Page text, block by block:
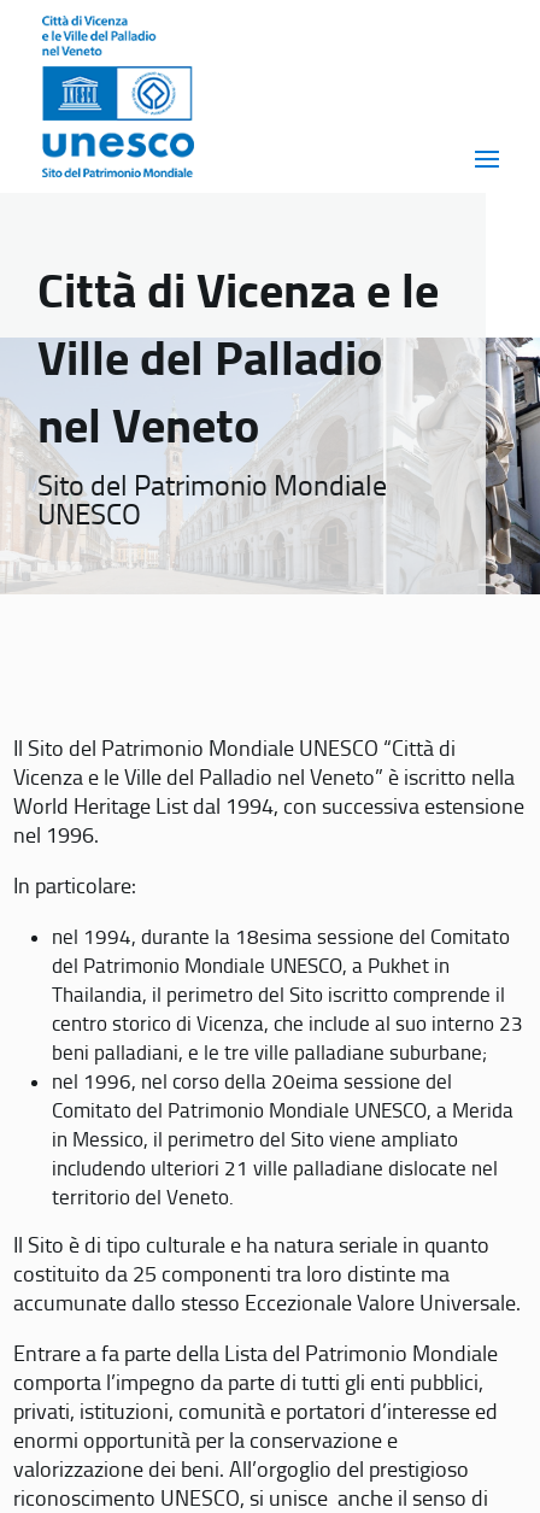
Città di Vicenza e le
Ville del Palladio
nel Veneto
Sito del Patrimonio Mondiale
UNESCO
Il Sito del Patrimonio Mondiale UNESCO “Città di
Vicenza e le Ville del Palladio nel Veneto” è iscritto nella
World Heritage List dal 1994, con successiva estensione
nel 1996.
In particolare:
nel 1994, durante la 18esima sessione del Comitato
del Patrimonio Mondiale UNESCO, a Pukhet in
Thailandia, il perimetro del Sito iscritto comprende il
centro storico di Vicenza, che include al suo interno 23
beni palladiani, e le tre ville palladiane suburbane;
nel 1996, nel corso della 20eima sessione del
Comitato del Patrimonio Mondiale UNESCO, a Merida
in Messico, il perimetro del Sito viene ampliato
includendo ulteriori 21 ville palladiane dislocate nel
territorio del Veneto.
Il Sito è di tipo culturale e ha natura seriale in quanto
costituito da 25 componenti tra loro distinte ma
accumunate dallo stesso Eccezionale Valore Universale.
Entrare a fa parte della Lista del Patrimonio Mondiale
comporta l’impegno da parte di tutti gli enti pubblici,
privati, istituzioni, comunità e portatori d’interesse ed
enormi opportunità per la conservazione e
valorizzazione dei beni. All’orgoglio del prestigioso
riconoscimento UNESCO, si unisce anche il senso di